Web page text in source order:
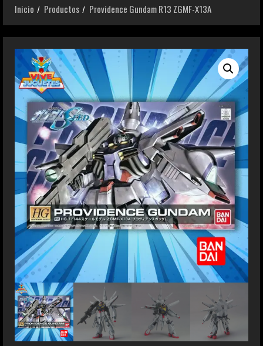
Inicio
Productos Providence Gundam R13 ZGMF-X13A